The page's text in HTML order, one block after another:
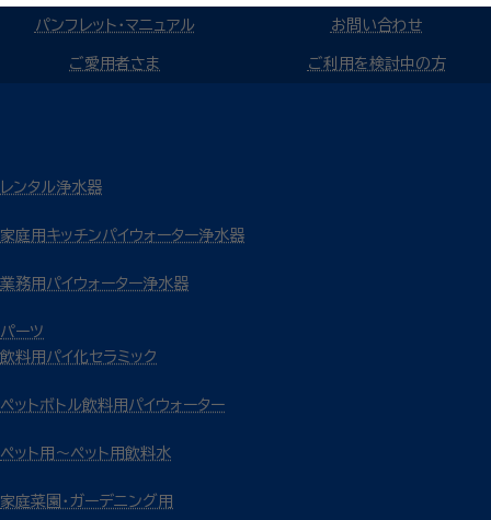
パンフレット・マニュアル お問い合わせ
ご愛用者さま ご利用を検討中の方
レンタル浄水器
家庭用キッチンパイウォーター浄水器
業務用パイウォーター浄水器
パーツ
飲料用パイ化セラミック
ペットボトル飲料用パイウォーター
ペット用～ペット用飲料水
家庭菜園・ガーデニング用